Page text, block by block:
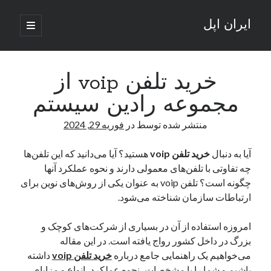
ایران اپل
باز
کردن
اصلی
نوار
جستجو
نوشته‌های تازه
راه‌های اتصال موبایل و کامپیوتر به یکدیگر: تجربه‌ای یکپارچه و کاربردی
انتقاد کاربران از اتمام زودهنگام بسته‌های اینترنت ایرانسل همزمان با شرایط
جنگی
ادعای نت‌بلاکس: قطعی اینترنت ایران بیش از 120 ساعت ادامه یافت؛ اتصال
کشور به حدود یک درصد رسید
قطعی اینترنت در ایران از مرز 48 ساعت گذشت!
آخرین دیدگاه‌ها
خرید تلفن voip از
مجموعه رادین سیستم
منتشر شده توسط در فوریه 29, 2024
آیا به دنبالخرید تلفن voip
هستید؟ آیا می‌دانید که این تلفن‌ها
چه تفاوتی با تلفن‌های معمولی دارند و نحوه عملکرد آنها
چگونه است؟ تلفن voip به عنوان یکی از روش‌های نوین برای
ارتباطات سازمان شناخته می‌شود.
امروزه استفاده از آن در بسیاری از شرکت‌های کوچک و
بزرگ در داخل کشور رواج یافته است. در این مقاله
می‌خواهیم یک راهنمایی جامع دربارهخرید تلفن voip
داشته